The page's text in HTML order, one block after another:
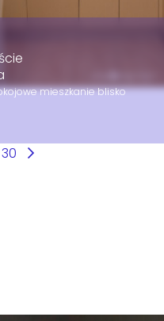
mieszkanie blisko
30